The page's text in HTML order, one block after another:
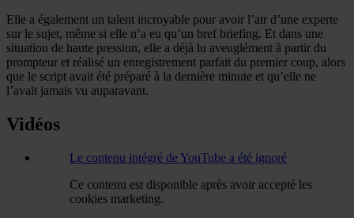
Elle a également un talent incroyable pour avoir l’air d’une experte
sur le sujet, même si elle n’a eu qu’un bref briefing. Et dans une
situation de haute pression, elle a déjà lu aveuglément à partir du
prompteur et réalisé un enregistrement parfait du premier coup, alors
que le script avait été préparé à la dernière minute et qu’elle ne
l’avait jamais vu auparavant.
Vidéos
Le contenu intégré de YouTube a été ignoré
Ce contenu est disponible après avoir accepté les
cookies marketing.